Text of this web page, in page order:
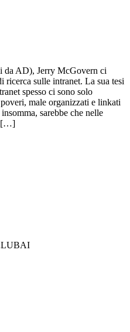
da AD), Jerry McGovern ci
ricerca sulle intranet. La sua tesi
spesso ci sono solo
male organizzati e linkati
sarebbe che nelle
[…]